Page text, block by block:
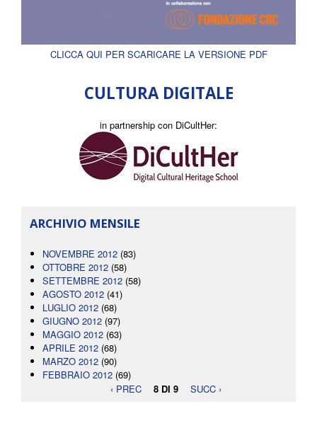
CLICCA QUI PER SCARICARE LA VERSIONE PDF
CULTURA DIGITALE
in partnership con DiCultHer:
ARCHIVIO MENSILE
NOVEMBRE 2012 (83)
OTTOBRE 2012 (58)
SETTEMBRE 2012 (58)
AGOSTO 2012 (41)
LUGLIO 2012 (68)
GIUGNO 2012 (97)
MAGGIO 2012 (63)
APRILE 2012 (68)
MARZO 2012 (90)
FEBBRAIO 2012 (69)
‹ PREC
8 DI 9 SUCC ›